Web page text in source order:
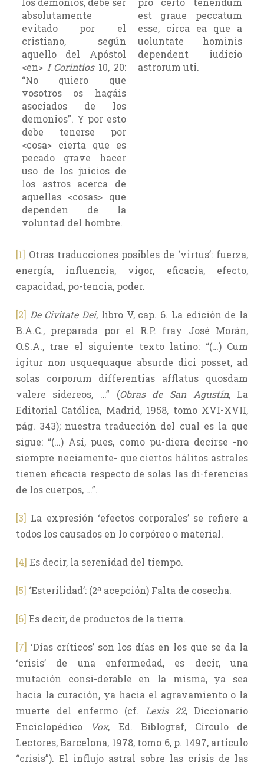
absolutamente
evitado por el
cristiano, según
aquello del Apóstol
<en> I Corintios10, 20:
“No quiero que
vosotros os hagáis
asociados de los
demonios”. Y por esto
debe tenerse por
<cosa> cierta que es
pecado grave hacer
uso de los juicios de
los astros acerca de
aquellas <cosas> que
dependen de la
voluntad del hombre.
est graue peccatum
esse, circa ea que a
uoluntate hominis
dependent iudicio
astrorum uti.
[1] Otras traducciones posibles de ‘virtus’: fuerza,
energía, influencia, vigor, eficacia, efecto,
capacidad, po-tencia, poder.
[2] De Civitate Dei, libro V, cap. 6. La edición de la
B.A.C., preparada por el R.P. fray José Morán,
O.S.A., trae el siguiente texto latino: “(…) Cum
igitur non usquequaque absurde dici posset, ad
solas corporum differentias afflatus quosdam
valere sidereos, …” (Obras de San Agustín, La
Editorial Católica, Madrid, 1958, tomo XVI-XVII,
pág. 343); nuestra traducción del cual es la que
sigue: “(…) Así, pues, como pu-diera decirse -no
siempre neciamente- que ciertos hálitos astrales
tienen eficacia respecto de solas las di-ferencias
de los cuerpos, …”.
[3] La expresión ‘efectos corporales’ se refiere a
todos los causados en lo corpóreo o material.
[4] Es decir, la serenidad del tiempo.
[5] ‘Esterilidad’: (2ª acepción) Falta de cosecha.
[6] Es decir, de productos de la tierra.
[7] ‘Días críticos’ son los días en los que se da la
‘crisis’ de una enfermedad, es decir, una
mutación consi-derable en la misma, ya sea
hacia la curación, ya hacia el agravamiento o la
muerte del enfermo (cf. Lexis 22, Diccionario
Enciclopédico
Vox, Ed. Biblograf, Círculo de
Lectores, Barcelona, 1978, tomo 6, p. 1497, artículo
“crisis”). El influjo astral sobre las crisis de las